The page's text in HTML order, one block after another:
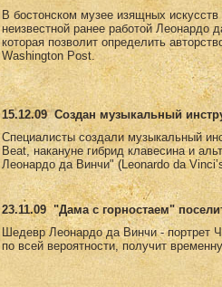
В бостонском музее изящных
неизвестной ранее работой Леонардо
которая позволит определить
Washington Post.
15.12.09 Создан музыкальный
Специалисты создали музыкальный
Beat, накануне гибрид клавесина и
Леонардо да Винчи" (Leonardo da
23.11.09 "Дама с горностаем"
Шедевр Леонардо да Винчи - портрет
по всей вероятности, получит